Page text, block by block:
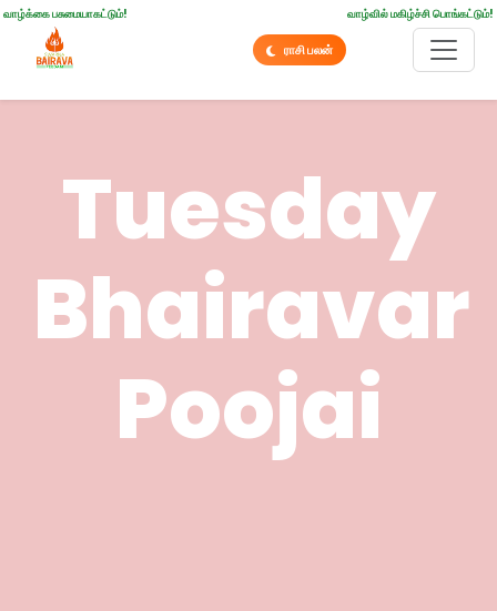
வாழ்க்கை பசுமையாகட்டும்! வாழ்வில் மகிழ்ச்சி பொங்கட்டும்!
ராசி பலன்
Tuesday
Bhairavar
Poojai